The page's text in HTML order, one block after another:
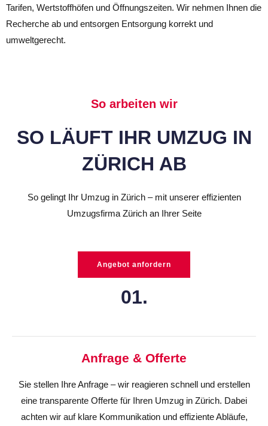
Tarifen, Wertstoffhöfen und Öffnungszeiten. Wir nehmen Ihnen die
Recherche ab und entsorgen Entsorgung korrekt und
umweltgerecht.
So arbeiten wir
SO LÄUFT IHR UMZUG IN
ZÜRICH AB
So gelingt Ihr Umzug in Zürich – mit unserer effizienten
Umzugsfirma Zürich an Ihrer Seite
Angebot anfordern
01.
Anfrage & Offerte
Sie stellen Ihre Anfrage – wir reagieren schnell und erstellen
eine transparente Offerte für Ihren Umzug in Zürich. Dabei
achten wir auf klare Kommunikation und effiziente Abläufe,